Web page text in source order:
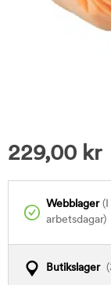
229,00 kr
Webblager(I
arbetsdagar)
Butikslager